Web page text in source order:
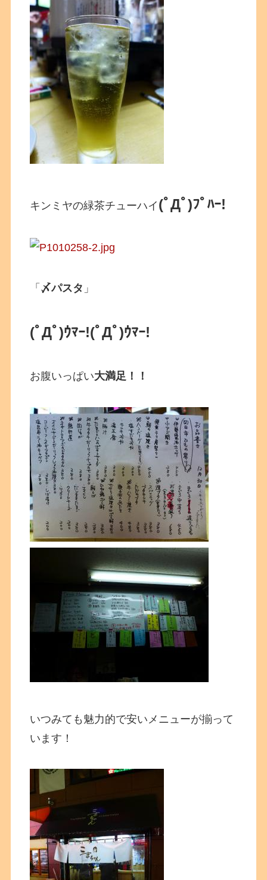
キンミヤの緑茶チューハイ (ﾟДﾟ)ﾌﾟﾊｰ!
「 〆パスタ 」
(ﾟДﾟ)ｳﾏｰ!(ﾟДﾟ)ｳﾏｰ!
お腹いっぱい大満足！！
いつみても魅力的で安いメニューが揃って
います！